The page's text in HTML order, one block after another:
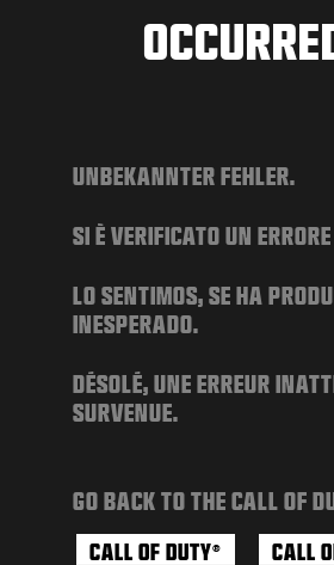
ESPORTS
ASSISTENZA
REGISTRATI
UNBEKANNTER FEHLER.
SI È VERIFICATO UN
LO SENTIMOS, SE HA
INESPERADO.
DÉSOLÉ, UNE ERREUR
SURVENUE.
GO BACK TO THE CALL OF
CALL OF DUTY® CALL